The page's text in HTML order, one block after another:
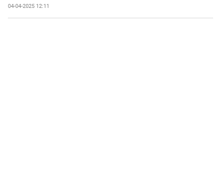
04-04-2025 12:11